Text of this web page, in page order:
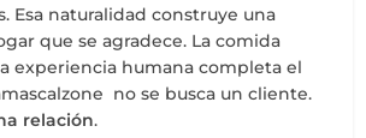
Esa naturalidad construye una
que se agradece. La comida
experiencia humana completa el
no se busca un cliente.
relación.